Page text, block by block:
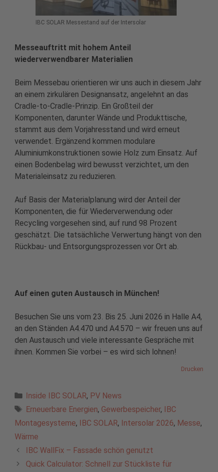
IBC SOLAR Messestand auf der Intersolar
Messeauftritt mit hohem Anteil
wiederverwendbarer Materialien
Beim Messebau orientieren wir uns auch in diesem Jahr
an einem zirkulären Designansatz, angelehnt an das
Cradle-to-Cradle-Prinzip. Ein Großteil der
Komponenten, darunter Wände und Produkttische,
stammt aus dem Vorjahresstand und wird erneut
verwendet . Ergänzend kommen modulare
Aluminiumkonstruktionen sowie Holz zum Einsatz. Auf
einen Bodenbelag wird bewusst verzichtet, um den
Materialeinsatz zu reduzieren.
Auf Basis der Materialplanung wird der Anteil der
Komponenten, die für Wiederverwendung oder
Recycling vorgesehen sind, auf rund 98 Prozent
geschätzt. Die tatsächliche Verwertung hängt von den
Rückbau- und Entsorgungsprozessen vor Ort ab.
Auf einen guten Austausch in München!
Besuchen Sie uns vom 23. Bis 25. Juni 2026 in Halle A4,
an den Ständen A4.470 und A4.570 – wir freuen uns auf
den Austausch und viele interessante Gespräche mit
ihnen. Kommen Sie vorbei – es wird sich lohnen!
Drucken
Kategorien
Inside IBC SOLAR, PV News
Schlagwörter
Erneuerbare Energien, Gewerbespeicher, IBC
Montagesysteme, IBC SOLAR, Intersolar 2026, Messe,
Wärme
IBC WallFix – Fassade schön genutzt
Quick Calculator: Schnell zur Stückliste für